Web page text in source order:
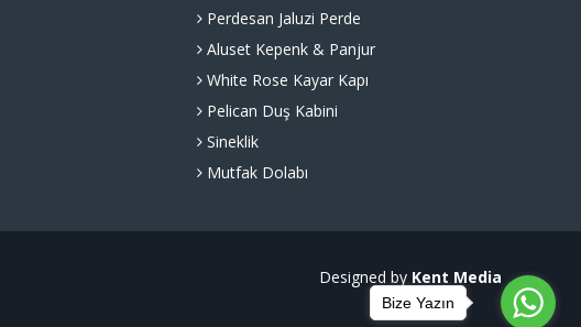
Perdesan Jaluzi Perde
Aluset Kepenk & Panjur
White Rose Kayar Kapı
Pelican Duş Kabini
Sineklik
Mutfak Dolabı
Designed by Kent Media
Bize Yazın